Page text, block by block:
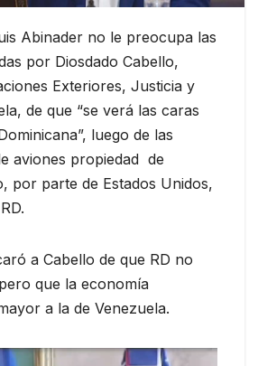
Abinader no le preocupa las
por Diosdado Cabello,
Exteriores, Justicia y
de que “se verá las caras
luego de las
aviones propiedad de
por parte de Estados Unidos,
a Cabello de que RD no
que la economía
a la de Venezuela.